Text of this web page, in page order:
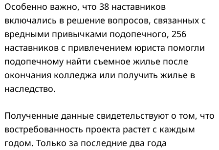
Особенно важно, что 38 наставников
включались в решение вопросов, связанных с
вредными привычками подопечного, 256
наставников с привлечением юриста помогли
подопечному найти съемное жилье после
окончания колледжа или получить жилье в
наследство.
Полученные данные свидетельствуют о том, что
востребованность проекта растет с каждым
годом. Только за последние два года